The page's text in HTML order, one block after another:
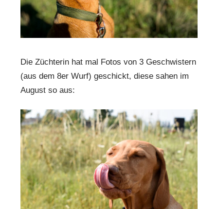
Die Züchterin hat mal Fotos von 3 Geschwistern
(aus dem 8er Wurf) geschickt, diese sahen im
August so aus: